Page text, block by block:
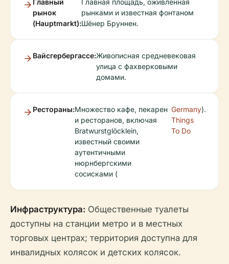
рынок
(Hauptmarkt):
рынками и известная фонтаном
Шёнер Бруннен.
Вайсгербергассе:Живописная средневековая
улица с фахверковыми
домами.
Рестораны:Множество кафе, пекарен
и ресторанов, включая
Bratwurstglöcklein,
известный своими
аутентичными
нюрнбергскими
сосисками (
Germany
Things
To Do
).
Инфраструктура: Общественные туалеты
доступны на станции метро и в местных
торговых центрах; территория доступна для
инвалидных колясок и детских колясок.